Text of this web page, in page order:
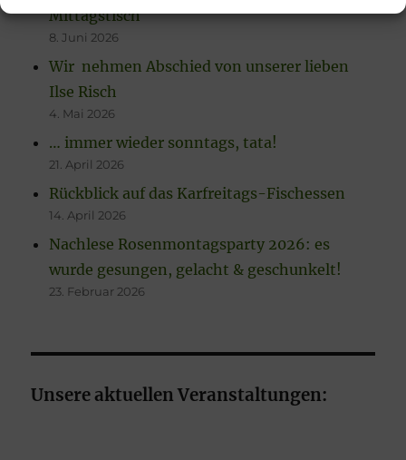
Mittagstisch
8. Juni 2026
Wir nehmen Abschied von unserer lieben
Ilse Risch
4. Mai 2026
… immer wieder sonntags, tata!
21. April 2026
Rückblick auf das Karfreitags-Fischessen
14. April 2026
Nachlese Rosenmontagsparty 2026: es
wurde gesungen, gelacht & geschunkelt!
23. Februar 2026
Unsere aktuellen Veranstaltungen: